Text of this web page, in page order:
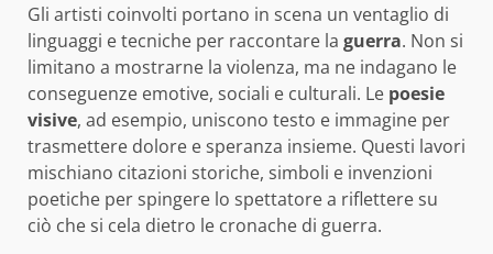
Gli artisti coinvolti portano in scena un ventaglio di
linguaggi e tecniche per raccontare la guerra. Non si
limitano a mostrarne la violenza, ma ne indagano le
conseguenze emotive, sociali e culturali. Le poesie
visive, ad esempio, uniscono testo e immagine per
trasmettere dolore e speranza insieme. Questi lavori
mischiano citazioni storiche, simboli e invenzioni
poetiche per spingere lo spettatore a riflettere su
ciò che si cela dietro le cronache di guerra.